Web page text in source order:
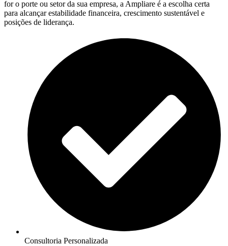
for o porte ou setor da sua empresa, a Ampliare é a escolha certa
para alcançar estabilidade financeira, crescimento sustentável e
posições de liderança.
Consultoria Personalizada